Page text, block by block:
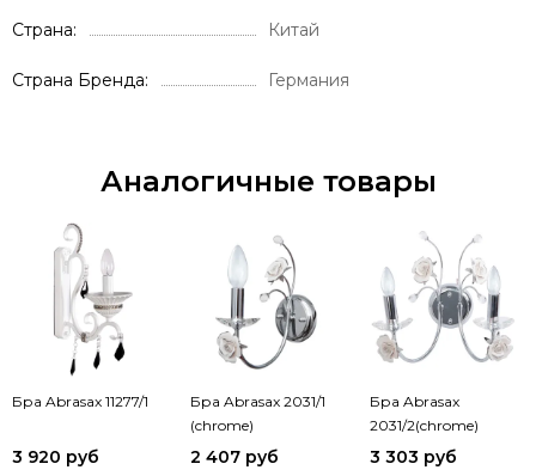
Страна Китай
Страна Бренда Германия
Аналогичные товары
Бра Abrasax 11277/1
3 920 руб
Бра Abrasax 2031/1
(chrome)
2 407 руб
Бра Abrasax
2031/2(chrome)
3 303 руб